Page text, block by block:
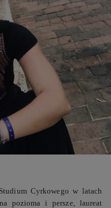
Cyrkowego w latach
pozioma i persze, laureat